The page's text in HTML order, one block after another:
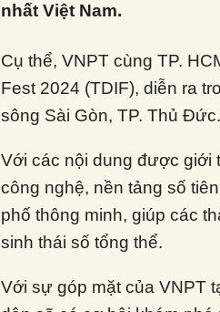
nhất Việt Nam.
Cụ thể, VNPT cùng TP.
Fest 2024 (TDIF), diễn ra
sông Sài Gòn, TP. Thủ Đức.
Với các nội dung được giới
công nghệ, nền tảng số
phố thông minh, giúp các
sinh thái số tổng thể.
Với sự góp mặt của VNPT